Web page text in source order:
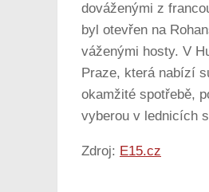
dováženými z
byl otevřen na
váženými hosty. V
Praze, která nabízí
okamžité spotřebě,
vyberou v lednicích
Zdroj: E15.cz